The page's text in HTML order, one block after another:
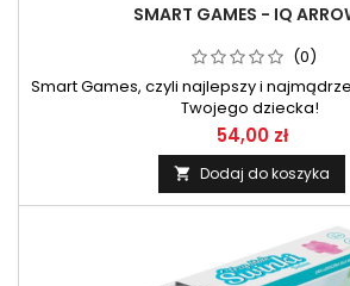
SMART GAMES - IQ
(0)
Smart Games, czyli najlepszy i
Twojego dziecka!
54,00 zł
 Dodaj do koszyka